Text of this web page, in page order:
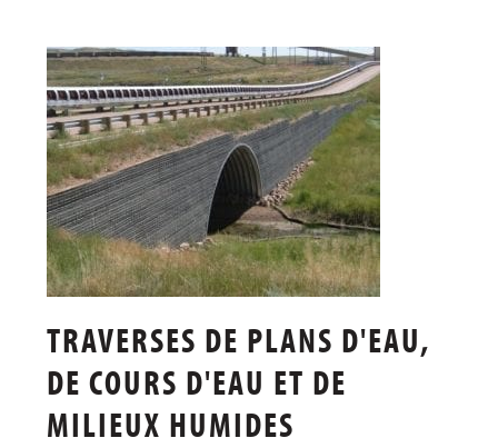
TRAVERSES DE PLANS D'EAU,
DE COURS D'EAU ET DE
MILIEUX HUMIDES